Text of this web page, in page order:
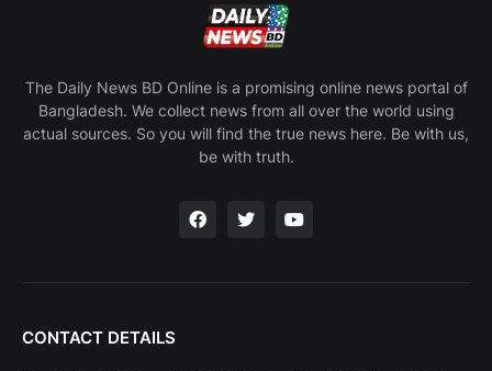
The Daily News BD Online is a promising online news portal of
Bangladesh. We collect news from all over the world using
actual sources. So you will find the true news here. Be with us,
be with truth.
CONTACT DETAILS